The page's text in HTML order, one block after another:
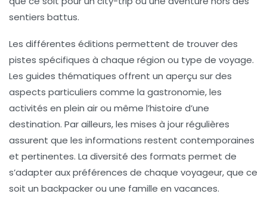
sentiers battus.
Les différentes éditions permettent de trouver des
pistes spécifiques à chaque région ou type de voyage.
Les guides thématiques offrent un aperçu sur des
aspects particuliers comme la gastronomie, les
activités en plein air ou même l’histoire d’une
destination. Par ailleurs, les mises à jour régulières
assurent que les informations restent contemporaines
et pertinentes. La diversité des formats permet de
s’adapter aux préférences de chaque voyageur, que ce
soit un backpacker ou une famille en vacances.